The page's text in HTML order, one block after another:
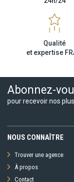
Qualité
et expertise
Abonnez-
pour recevoir nos
NOUS CONNAÎTRE
Trouver une agence
À propos
Contact